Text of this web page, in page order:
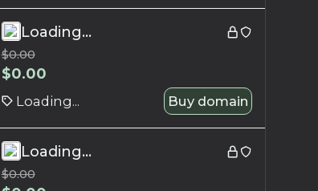
Loading...
$0.00
$0.00
Loading... Buy domain
Loading...
$0.00